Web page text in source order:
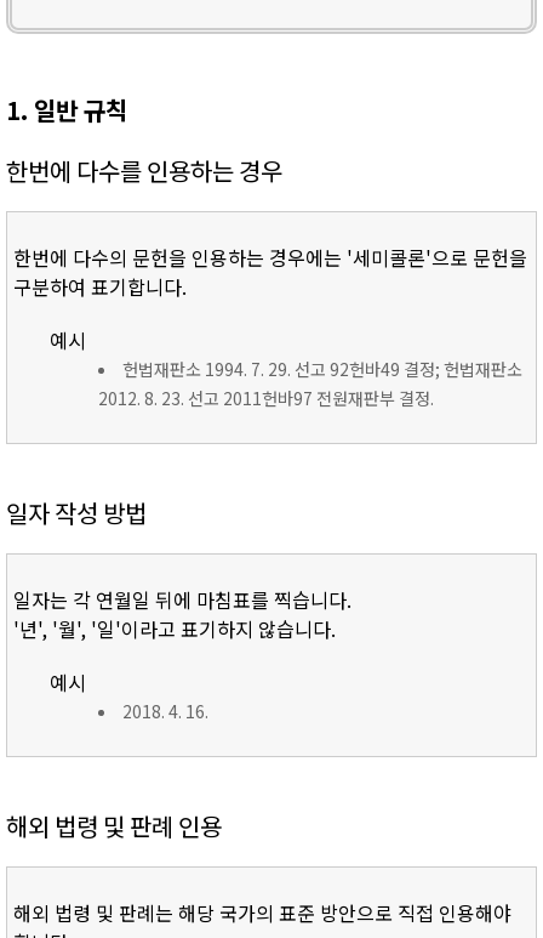
1. 일반 규칙
한번에 다수를 인용하는 경우
한번에 다수의 문헌을 인용하는 경우에는 '세미콜론'으로 문헌을
구분하여 표기합니다.
예시
헌법재판소 1994. 7. 29. 선고 92헌바49 결정; 헌법재판소
2012. 8. 23. 선고 2011헌바97 전원재판부 결정.
일자 작성 방법
일자는 각 연월일 뒤에 마침표를 찍습니다.
'년', '월', '일'이라고 표기하지 않습니다.
예시
2018. 4. 16.
해외 법령 및 판례 인용
해외 법령 및 판례는 해당 국가의 표준 방안으로 직접 인용해야